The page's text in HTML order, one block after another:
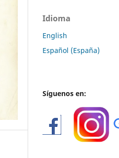
Idioma
English
Español (España)
Síguenos en: